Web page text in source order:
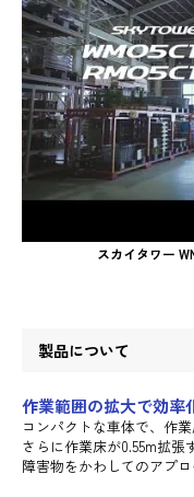
スカイタワー
製品について
作業範囲の拡大で効率
コンパクトな車体で、作
さらに作業床が0.55m拡張
障害物をかわしてのアプロ